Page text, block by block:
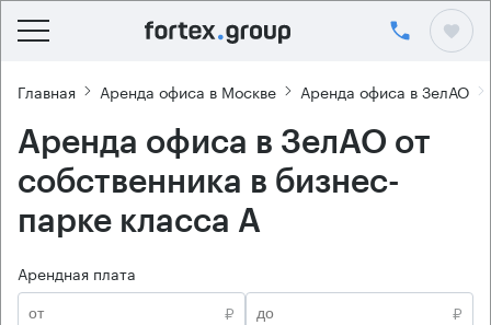
Главная Аренда офиса в Москве Аренда офиса в ЗелАО
Аренда офиса в ЗелАО от
собственника в бизнес-
парке класса А
Арендная плата
₽
₽